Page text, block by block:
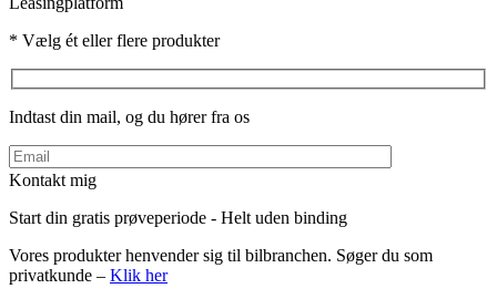
* Vælg ét eller flere produkter
Indtast din mail, og du hører fra os
Kontakt mig
Start din gratis prøveperiode - Helt uden binding
Vores produkter henvender sig til bilbranchen. Søger du som
privatkunde – Klik her